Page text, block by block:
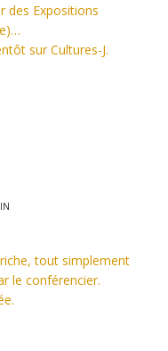
des Expositions
sur Cultures-J.
tout simplement
le conférencier.